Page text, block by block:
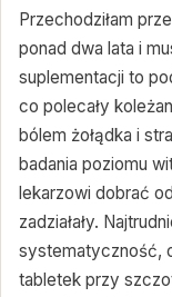
Przechodziłam
ponad dwa lata i
suplementacji to
co polecały
bólem żołądka i
badania poziomu
lekarzowi dobrać
zadziałały.
systematyczność,
tabletek przy